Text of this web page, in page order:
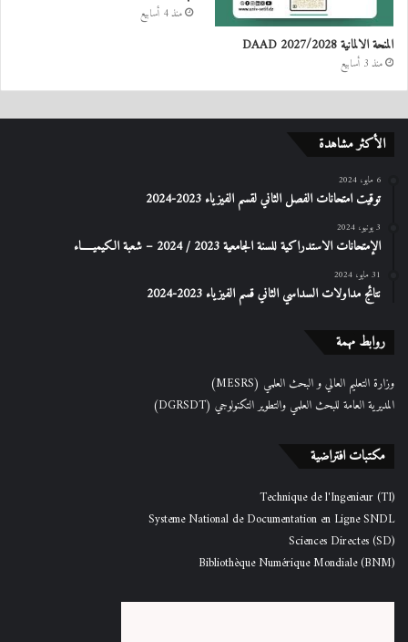
المنحة الالمانية DAAD 2027/2028
منذ 3 أسابيع
منذ 4 أسابيع
الأكثر مشاهدة
6 مايو، 2024
توقيت امتحانات الفصل الثاني لقسم الفيزياء 2023-2024
3 يونيو، 2024
الإمتحانات الاستدراكیة للسنة الجامعیة 2023 / 2024 – شعبة الكیمیـــــاء
31 مايو، 2024
نتائج مداولات السداسي الثاني قسم الفيزياء 2023-2024
روابط مهمة
وزارة التعليم العالي و البحث العلمي (MESRS)
المديرية العامة للبحث العلمي والتطوير التكنولوجي (DGRSDT)
مكتبات افتراضية
Technique de l'Ingenieur (TI)
Systeme National de Documentation en Ligne SNDL
Sciences Directes (SD)
Bibliothèque Numérique Mondiale (BNM)